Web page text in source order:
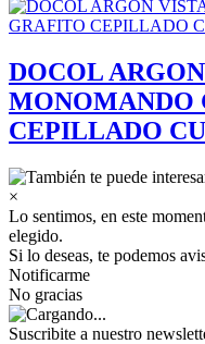
DOCOL
MONOMANDO
CEPILLADO
×
Lo sentimos, en este
elegido.
Si lo deseas, te podemos
Notificarme
No gracias
Suscribite a nuestro